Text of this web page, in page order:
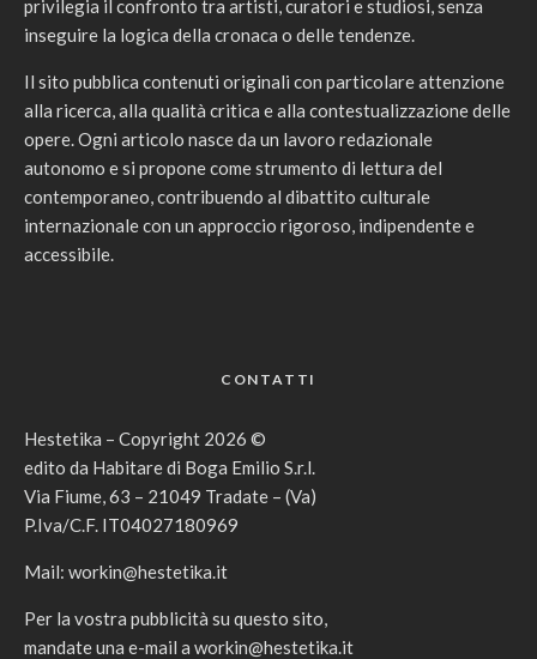
privilegia il confronto tra artisti, curatori e studiosi, senza
inseguire la logica della cronaca o delle tendenze.
Il sito pubblica contenuti originali con particolare attenzione
alla ricerca, alla qualità critica e alla contestualizzazione delle
opere. Ogni articolo nasce da un lavoro redazionale
autonomo e si propone come strumento di lettura del
contemporaneo, contribuendo al dibattito culturale
internazionale con un approccio rigoroso, indipendente e
accessibile.
CONTATTI
Hestetika – Copyright 2026 ©
edito da Habitare di Boga Emilio S.r.l.
Via Fiume, 63 – 21049 Tradate – (Va)
P.Iva/C.F. IT04027180969
Mail: workin@hestetika.it
Per la vostra pubblicità su questo sito,
mandate una e-mail a workin@hestetika.it